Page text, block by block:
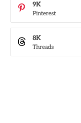
Pinterest
9K
Threads
8K